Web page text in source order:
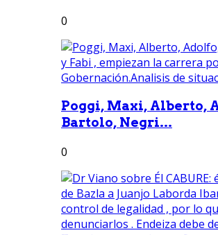
0
Poggi, Maxi, Alberto,
Bartolo, Negri...
0